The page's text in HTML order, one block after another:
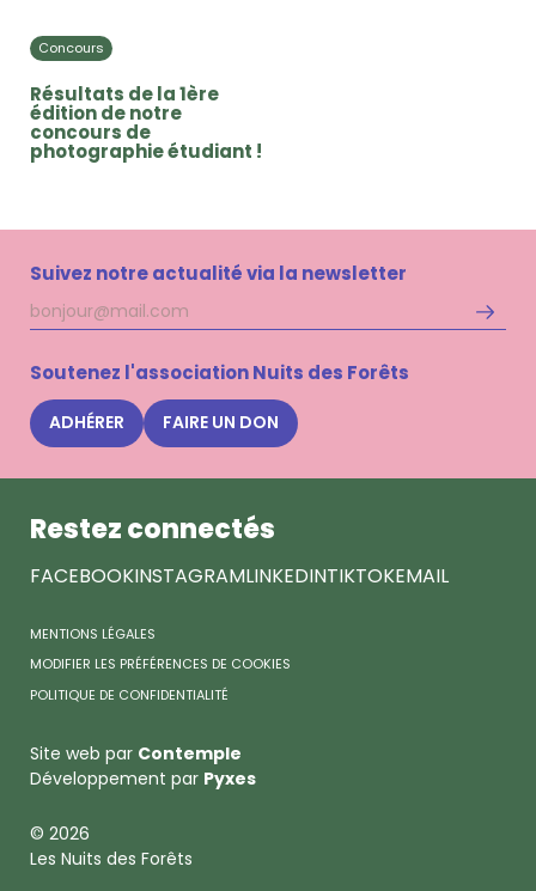
Concours
Résultats de la 1ère
édition de notre
concours de
photographie étudiant !
Suivez notre actualité via la newsletter
Adresse
mail
Soutenez l'association Nuits des Forêts
ADHÉRER FAIRE UN DON
Restez connectés
FACEBOOKINSTAGRAMLINKEDINTIKTOKEMAIL
MENTIONS LÉGALES
MODIFIER LES PRÉFÉRENCES DE COOKIES
POLITIQUE DE CONFIDENTIALITÉ
Site web par Contemple
Développement par Pyxes
© 2026
Les Nuits des Forêts